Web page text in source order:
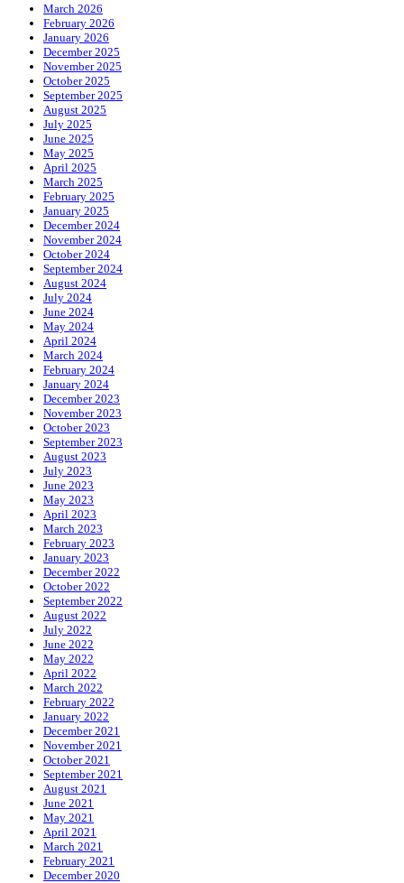
March 2026
February 2026
January 2026
December 2025
November 2025
October 2025
September 2025
August 2025
July 2025
June 2025
May 2025
April 2025
March 2025
February 2025
January 2025
December 2024
November 2024
October 2024
September 2024
August 2024
July 2024
June 2024
May 2024
April 2024
March 2024
February 2024
January 2024
December 2023
November 2023
October 2023
September 2023
August 2023
July 2023
June 2023
May 2023
April 2023
March 2023
February 2023
January 2023
December 2022
October 2022
September 2022
August 2022
July 2022
June 2022
May 2022
April 2022
March 2022
February 2022
January 2022
December 2021
November 2021
October 2021
September 2021
August 2021
June 2021
May 2021
April 2021
March 2021
February 2021
December 2020